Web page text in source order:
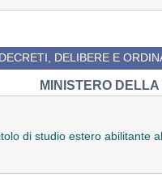
DECRETI, DELIBERE E
MINISTERO
di studio estero abilitante